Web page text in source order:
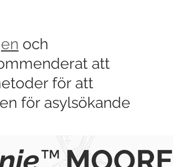
och
att
för att
för asylsökande